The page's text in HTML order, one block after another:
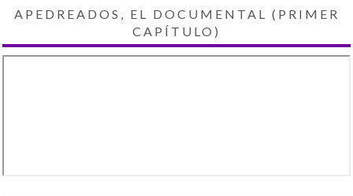
APEDREADOS, EL DOCUMENTAL (PRIMER
CAPÍTULO)